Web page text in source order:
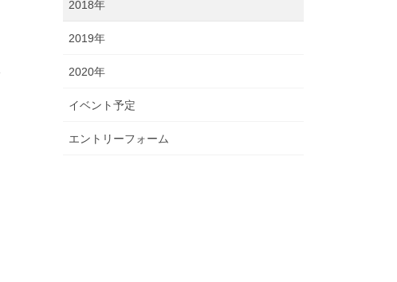
2018年
2019年
2020年
イベント予定
エントリーフォーム